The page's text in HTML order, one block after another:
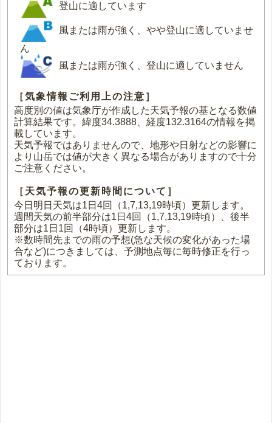
登山に適しています
風または雨が強く、やや登山に適していませ
ん
風または雨が強く、登山に適していません
［気象情報ご利用上の注意］
高度別の値は気象庁が作成した天気予報の基となる数値
計算結果です。緯度34.3888、経度132.3164の情報を掲
載しています。
天気予報ではありませんので、地形や日射などの影響に
より山岳では値が大きく異なる場合がありますので十分
ご注意ください。
［天気予報の更新時間について］
今日明日天気は1日4回（1,7,13,19時頃）更新します。
週間天気の前半部分は1日4回（1,7,13,19時頃）、後半
部分は1日1回（4時頃）更新します。
※数時間先までの雨の予想(急な天候の変化があった場
合など)につきましては、予測地点毎に毎時修正を行っ
ております。